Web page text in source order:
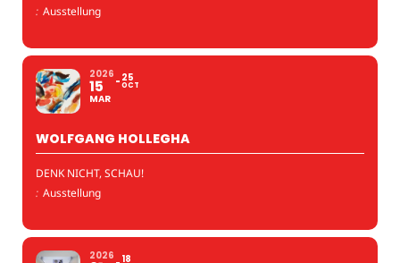
: Ausstellung
2026
15
MAR
25
OCT
WOLFGANG HOLLEGHA
DENK NICHT, SCHAU!
: Ausstellung
2026 18